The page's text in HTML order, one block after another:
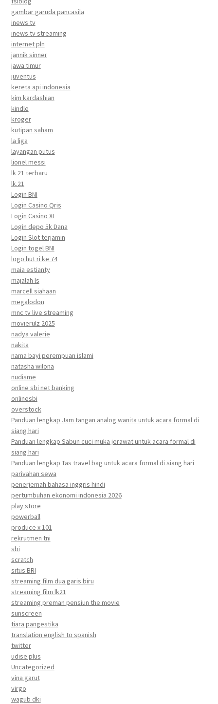
gambar garuda pancasila
inews tv
inews tv streaming
internet pln
jannik sinner
jawa timur
juventus
kereta api indonesia
kim kardashian
kindle
kroger
kutipan saham
la liga
layangan putus
lionel messi
lk 21 terbaru
lk.21
Login BNI
Login Casino Qris
Login Casino XL
Login depo 5k Dana
Login Slot terjamin
Login togel BNI
logo hut ri ke 74
maia estianty
majalah ls
marcell siahaan
megalodon
mnc tv live streaming
movierulz 2025
nadya valerie
nakita
nama bayi perempuan islami
natasha wilona
nudisme
online sbi net banking
onlinesbi
overstock
Panduan lengkap Jam tangan analog wanita untuk acara formal di
siang hari
Panduan lengkap Sabun cuci muka jerawat untuk acara formal di
siang hari
Panduan lengkap Tas travel bag untuk acara formal di siang hari
parivahan sewa
penerjemah bahasa inggris hindi
pertumbuhan ekonomi indonesia 2026
play store
powerball
produce x 101
rekrutmen tni
sbi
scratch
situs BRI
streaming film dua garis biru
streaming film lk21
streaming preman pensiun the movie
sunscreen
tiara pangestika
translation english to spanish
twitter
udise plus
Uncategorized
vina garut
virgo
wagub dki